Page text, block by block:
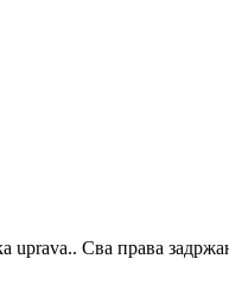
uprava.. Сва права